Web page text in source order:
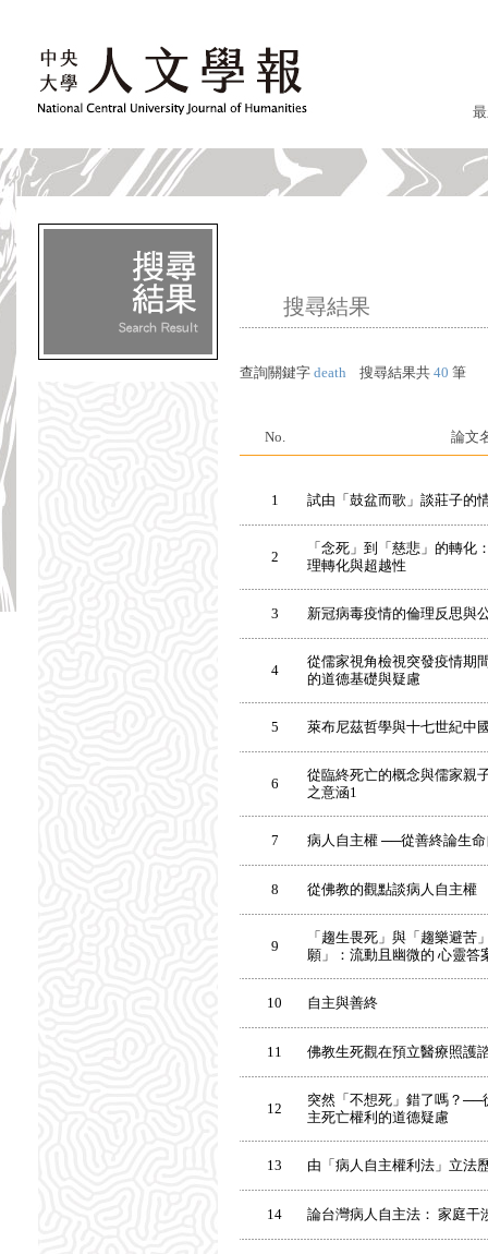
搜尋結果
查詢關鍵字 death 搜尋結果共 40 筆
No. 論文
1 試由「鼓盆而歌」談莊子的
2
「念死」到「慈悲」的轉化
理轉化與超越性
3 新冠病毒疫情的倫理反思與
4
從儒家視角檢視突發疫情期
的道德基礎與疑慮
5 萊布尼茲哲學與十七世紀中
6
從臨終死亡的概念與儒家親
之意涵1
7 病人自主權 ──從善終論生
8 從佛教的觀點談病人自主權
9
「趨生畏死」與「趨樂避
願」：流動且幽微的 心靈答
10 自主與善終
11 佛教生死觀在預立醫療照護
12
突然「不想死」錯了嗎？──
主死亡權利的道德疑慮
13 由「病人自主權利法」立法
14 論台灣病人自主法： 家庭干